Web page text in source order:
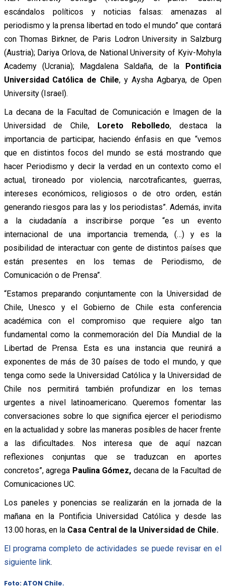
escándalos políticos y noticias falsas: amenazas al
periodismo y la prensa libertad en todo el mundo” que contará
con Thomas Birkner, de Paris Lodron University in Salzburg
(Austria); Dariya Orlova, de National University of Kyiv-Mohyla
Academy (Ucrania); Magdalena Saldaña, de la Pontificia
Universidad Católica de Chile, y Aysha Agbarya, de Open
University (Israel).
La decana de la Facultad de Comunicación e Imagen de la
Universidad de Chile, Loreto Rebolledo, destaca la
importancia de participar, haciendo énfasis en que “vemos
que en distintos focos del mundo se está mostrando que
hacer Periodismo y decir la verdad en un contexto como el
actual, tironeado por violencia, narcotraficantes, guerras,
intereses económicos, religiosos o de otro orden, están
generando riesgos para las y los periodistas”. Además, invita
a la ciudadanía a inscribirse porque “es un evento
internacional de una importancia tremenda, (…) y es la
posibilidad de interactuar con gente de distintos países que
están presentes en los temas de Periodismo, de
Comunicación o de Prensa”.
“Estamos preparando conjuntamente con la Universidad de
Chile, Unesco y el Gobierno de Chile esta conferencia
académica con el compromiso que requiere algo tan
fundamental como la conmemoración del Día Mundial de la
Libertad de Prensa. Esta es una instancia que reunirá a
exponentes de más de 30 países de todo el mundo, y que
tenga como sede la Universidad Católica y la Universidad de
Chile nos permitirá también profundizar en los temas
urgentes a nivel latinoamericano. Queremos fomentar las
conversaciones sobre lo que significa ejercer el periodismo
en la actualidad y sobre las maneras posibles de hacer frente
a las dificultades. Nos interesa que de aquí nazcan
reflexiones conjuntas que se traduzcan en aportes
concretos”, agrega Paulina Gómez, decana de la Facultad de
Comunicaciones UC.
Los paneles y ponencias se realizarán en la jornada de la
mañana en la Pontificia Universidad Católica y desde las
13.00 horas, en la Casa Central de la Universidad de Chile.
El programa completo de actividades se puede revisar en el
siguiente link.
Foto: ATON Chile.